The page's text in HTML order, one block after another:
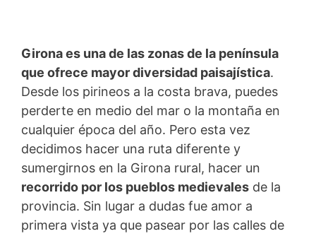
Girona es una de las zonas de la península
que ofrece mayor diversidad paisajística.
Desde los pirineos a la costa brava, puedes
perderte en medio del mar o la montaña en
cualquier época del año. Pero esta vez
decidimos hacer una ruta diferente y
sumergirnos en la Girona rural, hacer un
recorrido por los pueblos medievales de la
provincia. Sin lugar a dudas fue amor a
primera vista ya que pasear por las calles de